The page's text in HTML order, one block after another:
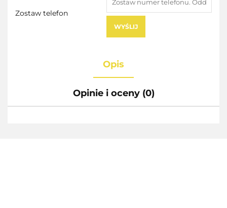
Zostaw telefon
WYŚLIJ
Opis
Opinie i oceny (0)